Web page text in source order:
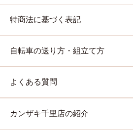
特商法に基づく表記
自転車の送り方・組立て方
よくある質問
カンザキ千里店の紹介